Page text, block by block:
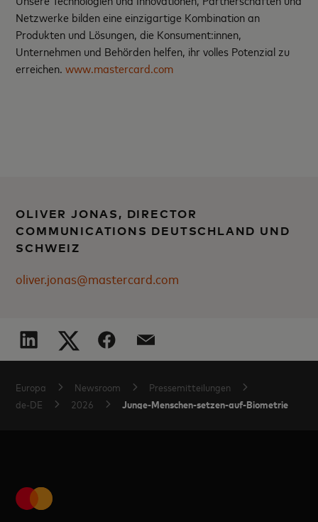
Netzwerke bilden eine einzigartige Kombination an
Produkten und Lösungen, die Konsument:innen,
Unternehmen und Behörden helfen, ihr volles Potenzial zu
erreichen.www.mastercard.com
OLIVER JONAS, DIRECTOR
COMMUNICATIONS DEUTSCHLAND UND
SCHWEIZ
oliver.jonas@mastercard.com
Europa Newsroom
Pressemitteilungen
de-DE
2026 Junge-Menschen-setzen-auf-Biometrie